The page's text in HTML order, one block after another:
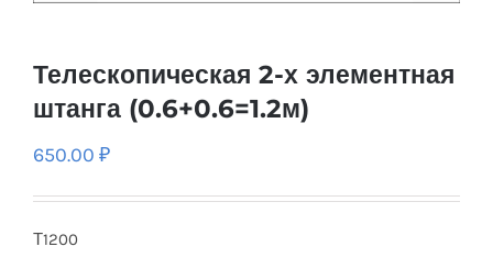
Телескопическая 2-х элементная
штанга (0.6+0.6=1.2м)
650.00 ₽
Т1200